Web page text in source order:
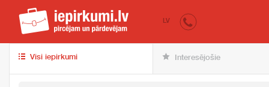
iepirkumi.lv
LV
Visi iepirkumi Interesējošie